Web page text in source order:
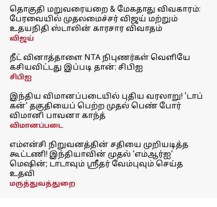
தொகுதி மறுவரையறை & மேகதாது விவகாரம்:
பேரவையில் முதலமைச்சர் விஜய் மற்றும்
உதயநிதி ஸ்டாலின் காரசார விவாதம்
விஜய்
நீட் வினாத்தாளை NTA நிபுணர்கள் வெளியே
கசியவிட்டது இப்படி தான்: சிபிஐ
சிபிஐ
இந்திய விமானப்படையில் புதிய வரலாறு! 'டாப்
கன்' தகுதியைப் பெற்ற முதல் பெண் போர்
விமானி பாவனா காந்த்
விமானப்படை
எம்என்சி நிறுவனத்தின் சதியை முறியடித்த
கூட்டணி! இந்தியாவின் முதல் 'எம்ஆர்ஐ'
மெஷின்; டாடாவும் ஸ்ரீதர் வேம்புவும் செய்த
உதவி
மருத்துவத்துறை